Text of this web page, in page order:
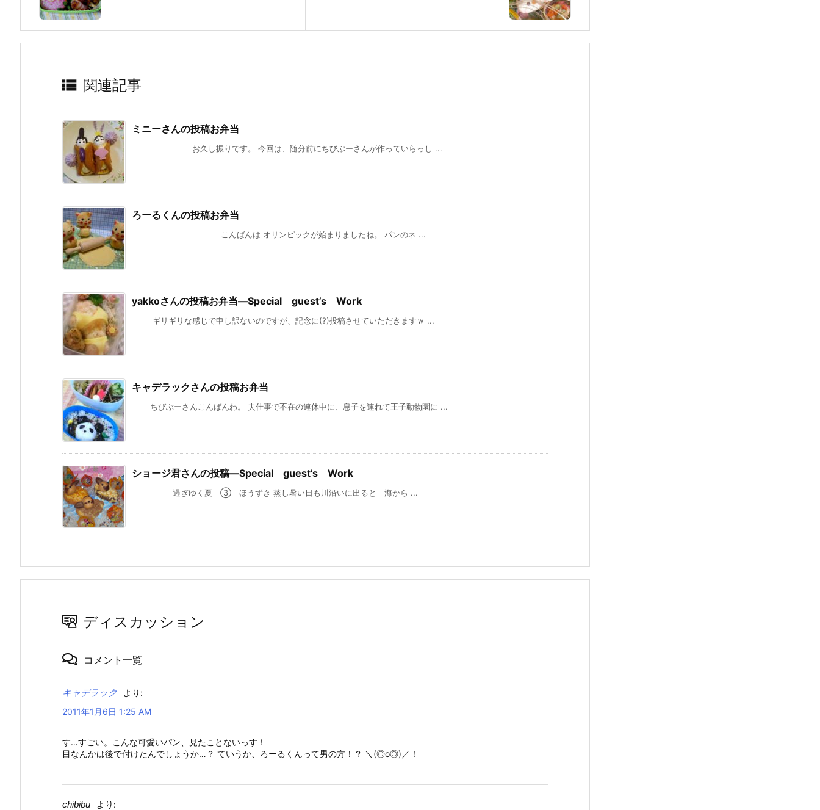
 関連記事
ミニーさんの投稿お弁当
お久し振りです。 今回は、随分前にちびぶーさんが作っていらっし ...
ろーるくんの投稿お弁当
こんばんは オリンピックが始まりましたね。 パンのネ ...
yakkoさんの投稿お弁当—Special guest’s Work
ギリギリな感じで申し訳ないのですが、記念に(?)投稿させていただきますｗ ...
キャデラックさんの投稿お弁当
ちびぶーさんこんばんわ。 夫仕事で不在の連休中に、息子を連れて王子動物園に ...
ショージ君さんの投稿—Special guest’s Work
過ぎゆく夏 ③ ほうずき 蒸し暑い日も川沿いに出ると 海から ...
ディスカッション
コメント一覧
キャデラック
より:
2011年1月6日 1:25 AM
す…すごい。こんな可愛いパン、見たことないっす！
目なんかは後で付けたんでしょうか…？ ていうか、ろーるくんって男の方！？ ＼(◎o◎)／！
chibibu より: